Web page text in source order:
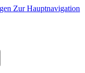
Zur Hauptnavigation